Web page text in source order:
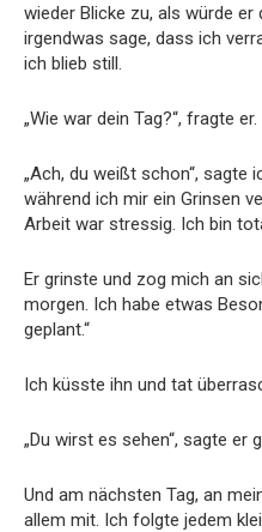
wieder Blicke zu, als würde
irgendwas sage, dass ich
ich blieb still.
„Wie war dein Tag?“, fragte er.
„Ach, du weißt schon“, sagte
während ich mir ein Grinsen
Arbeit war stressig. Ich bin
Er grinste und zog mich an
morgen. Ich habe etwas
geplant.“
Ich küsste ihn und tat
„Du wirst es sehen“, sagte er
Und am nächsten Tag, an
allem mit. Ich folgte jedem